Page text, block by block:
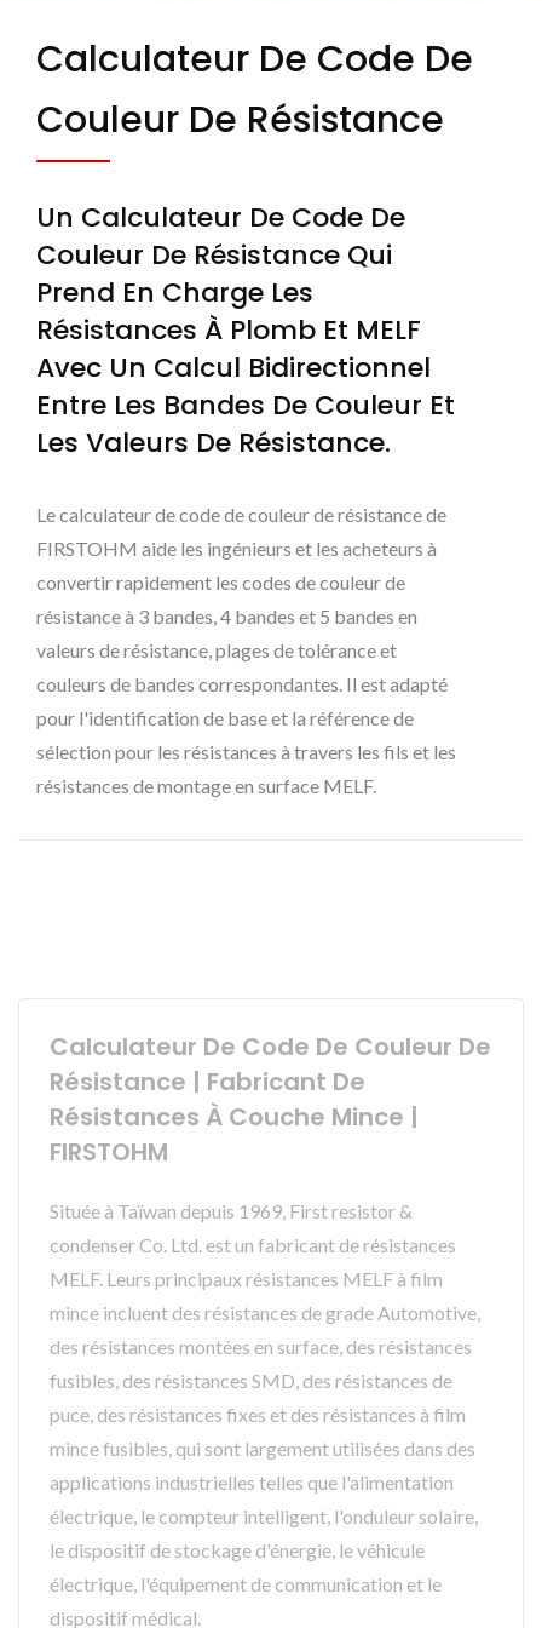
Mince | FIRSTOHM
Calculateur De Code De
Couleur De Résistance
Un Calculateur De Code De
Couleur De Résistance Qui
Prend En Charge Les
Résistances À Plomb Et MELF
Avec Un Calcul Bidirectionnel
Entre Les Bandes De Couleur Et
Les Valeurs De Résistance.
Le calculateur de code de couleur de résistance de
FIRSTOHM aide les ingénieurs et les acheteurs à
convertir rapidement les codes de couleur de
résistance à 3 bandes, 4 bandes et 5 bandes en
valeurs de résistance, plages de tolérance et
couleurs de bandes correspondantes. Il est adapté
pour l'identification de base et la référence de
sélection pour les résistances à travers les fils et les
résistances de montage en surface MELF.
Calculateur De Code De Couleur De
Résistance | Fabricant De
Résistances À Couche Mince |
FIRSTOHM
Située à Taïwan depuis 1969, First resistor &
condenser Co. Ltd. est un fabricant de résistances
MELF. Leurs principaux résistances MELF à film
mince incluent des résistances de grade Automotive,
des résistances montées en surface, des résistances
fusibles, des résistances SMD, des résistances de
puce, des résistances fixes et des résistances à film
mince fusibles, qui sont largement utilisées dans des
applications industrielles telles que l'alimentation
électrique, le compteur intelligent, l'onduleur solaire,
le dispositif de stockage d'énergie, le véhicule
électrique, l'équipement de communication et le
dispositif médical.